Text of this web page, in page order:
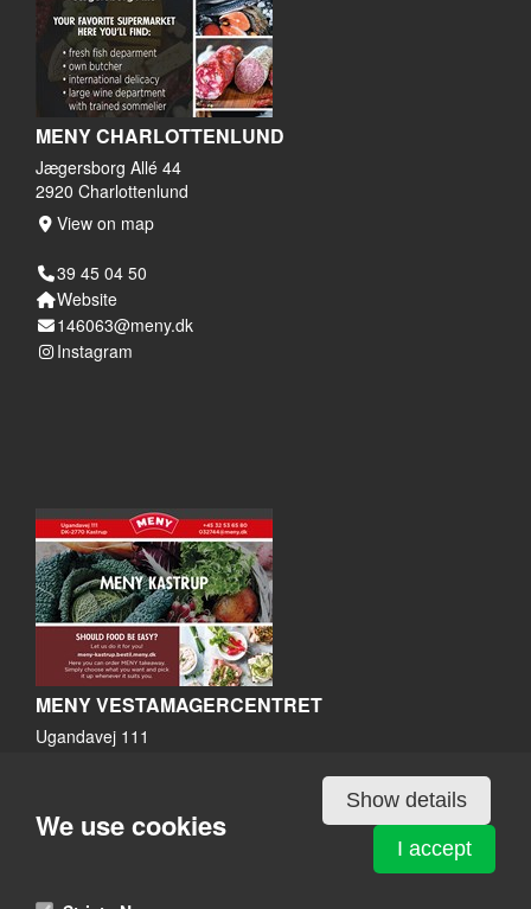
MENY CHARLOTTENLUND
Jægersborg Allé 44
2920 Charlottenlund
View on map
39 45 04 50
Website
146063@meny.dk
Instagram
MENY VESTAMAGERCENTRET
Ugandavej 111
32 53 65 80
We use cookies
Show details
I accept